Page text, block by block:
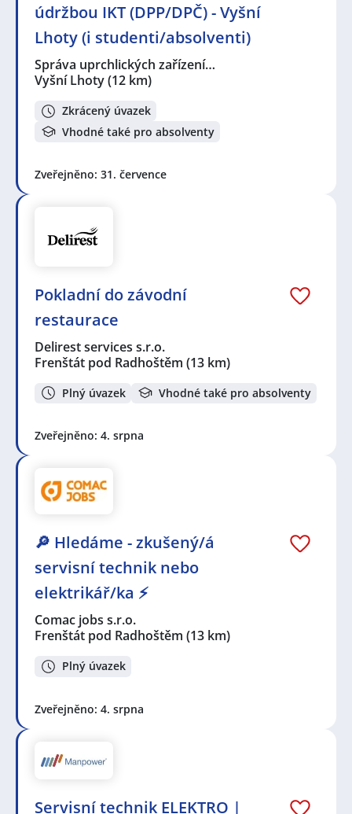
údržbou IKT (DPP/DPČ) - Vyšní
Lhoty (i studenti/absolventi)
Správa uprchlických zařízení…
Vyšní Lhoty(12 km)
Zkrácený úvazek
Vhodné také pro absolventy
Zveřejněno: 31. července
Pokladní do závodní
restaurace
Delirest services s.r.o.
Frenštát pod Radhoštěm (13 km)
Plný úvazek Vhodné také pro absolventy
Zveřejněno: 4. srpna
🔎 Hledáme - zkušený/á
servisní technik nebo
elektrikář/ka ⚡
Comac jobs s.r.o.
Frenštát pod Radhoštěm (13 km)
Plný úvazek
Zveřejněno: 4. srpna
Servisní technik ELEKTRO |